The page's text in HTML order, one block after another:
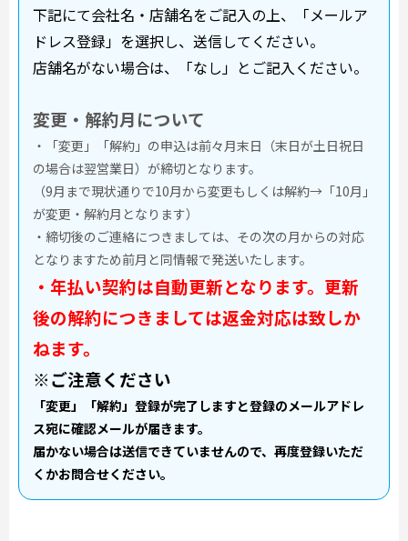
下記にて会社名・店舗名をご記入の上、「メールア
ドレス登録」を選択し、送信してください。
店舗名がない場合は、「なし」とご記入ください。
変更・解約月について
・「変更」「解約」の申込は前々月末日（末日が土日祝日
の場合は翌営業日）が締切となります。
（9月まで現状通りで10月から変更もしくは解約→「10月」
が変更・解約月となります）
・締切後のご連絡につきましては、その次の月からの対応
となりますため前月と同情報で発送いたします。
・年払い契約は自動更新となります。更新
後の解約につきましては返金対応は致しか
ねます。
※ご注意ください
「変更」「解約」登録が完了しますと登録のメールアドレ
ス宛に確認メールが届きます。
届かない場合は送信できていませんので、再度登録いただ
くかお問合せください。